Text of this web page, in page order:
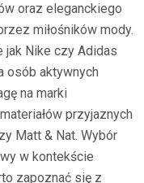
oraz eleganckiego
miłośników mody.
jak Nike czy Adidas
osób aktywnych
na marki
przyjaznych
Matt & Nat. Wybór
w kontekście
zapoznać się z